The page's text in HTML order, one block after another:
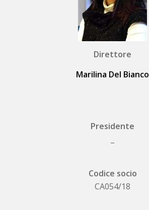
Direttore
Marilina Del Bianco
Presidente
Codice socio
CA054/18